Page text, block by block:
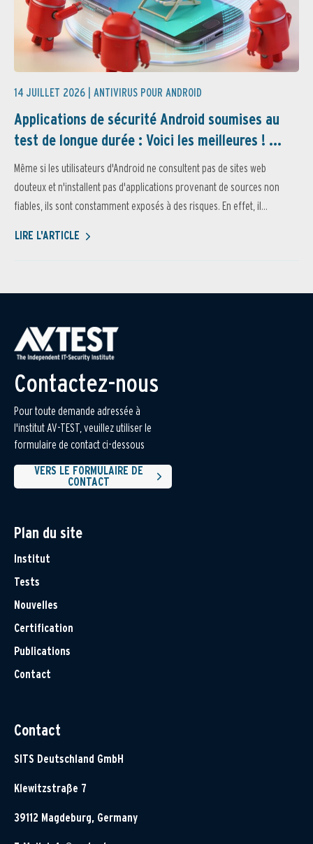
14 JUILLET 2026 | ANTIVIRUS POUR ANDROID
Applications de sécurité Android soumises au
test de longue durée : Voici les meilleures ! ...
Même si les utilisateurs d'Android ne consultent pas de sites web
douteux et n'installent pas d'applications provenant de sources non
fiables, ils sont constamment exposés à des risques. En effet, il...
LIRE L'ARTICLE
Contactez-nous
Pour toute demande adressée à
l'institut AV-TEST, veuillez utiliser le
formulaire de contact ci-dessous
VERS LE FORMULAIRE DE
CONTACT
Plan du site
Institut
Tests
Nouvelles
Certification
Publications
Contact
Contact
SITS Deutschland GmbH
Klewitzstraße 7
39112 Magdeburg, Germany